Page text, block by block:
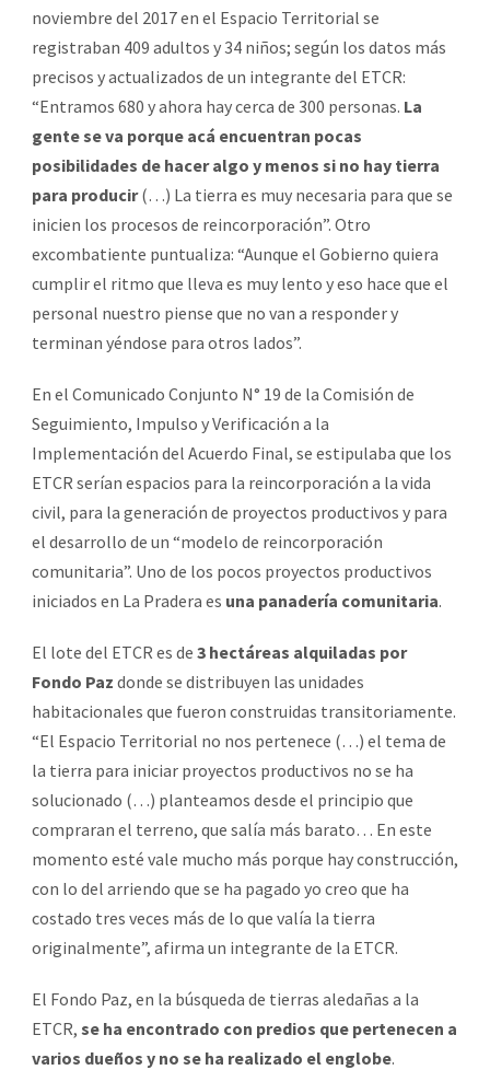
noviembre del 2017 en el Espacio Territorial se
registraban 409 adultos y 34 niños; según los datos más
precisos y actualizados de un integrante del ETCR:
“Entramos 680 y ahora hay cerca de 300 personas. La
gente se va porque acá encuentran pocas
posibilidades de hacer algo y menos si no hay tierra
para producir(…) La tierra es muy necesaria para que se
inicien los procesos de reincorporación”. Otro
excombatiente puntualiza: “Aunque el Gobierno quiera
cumplir el ritmo que lleva es muy lento y eso hace que el
personal nuestro piense que no van a responder y
terminan yéndose para otros lados”.
En el Comunicado Conjunto N° 19 de la Comisión de
Seguimiento, Impulso y Verificación a la
Implementación del Acuerdo Final, se estipulaba que los
ETCR serían espacios para la reincorporación a la vida
civil, para la generación de proyectos productivos y para
el desarrollo de un “modelo de reincorporación
comunitaria”. Uno de los pocos proyectos productivos
iniciados en La Pradera es una panadería comunitaria.
El lote del ETCR es de 3 hectáreas alquiladas por
Fondo Paz donde se distribuyen las unidades
habitacionales que fueron construidas transitoriamente.
“El Espacio Territorial no nos pertenece (…) el tema de
la tierra para iniciar proyectos productivos no se ha
solucionado (…) planteamos desde el principio que
compraran el terreno, que salía más barato… En este
momento esté vale mucho más porque hay construcción,
con lo del arriendo que se ha pagado yo creo que ha
costado tres veces más de lo que valía la tierra
originalmente”, afirma un integrante de la ETCR.
El Fondo Paz, en la búsqueda de tierras aledañas a la
ETCR, se ha encontrado con predios que pertenecen a
varios dueños y no se ha realizado el englobe.